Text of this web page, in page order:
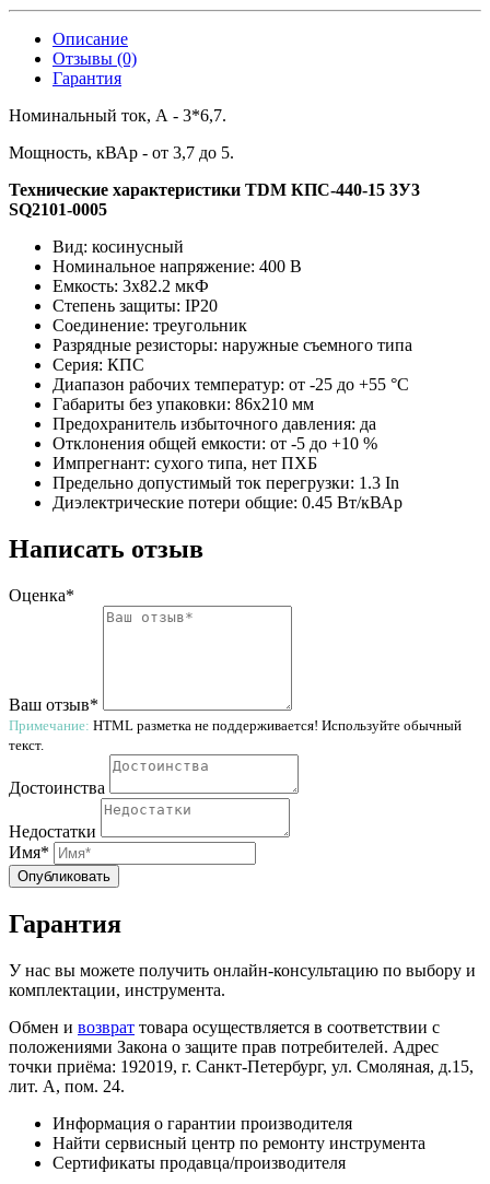
Описание
Отзывы (0)
Гарантия
Номинальный ток, А - 3*6,7.
Мощность, кВАр - от 3,7 до 5.
Технические характеристики TDM КПС-440-15 3У3
SQ2101-0005
Вид: косинусный
Номинальное напряжение: 400 В
Емкость: 3х82.2 мкФ
Степень защиты: IP20
Соединение: треугольник
Разрядные резисторы: наружные съемного типа
Серия: КПС
Диапазон рабочих температур: от -25 до +55 °С
Габариты без упаковки: 86х210 мм
Предохранитель избыточного давления: да
Отклонения общей емкости: от -5 до +10 %
Импрегнант: сухого типа, нет ПХБ
Предельно допустимый ток перегрузки: 1.3 In
Диэлектрические потери общие: 0.45 Вт/кВАр
Написать отзыв
Оценка*
Ваш отзыв*
Примечание: HTML разметка не поддерживается! Используйте обычный
текст.
Достоинства
Недостатки
Имя*
Опубликовать
Гарантия
У нас вы можете получить онлайн-консультацию по выбору и
комплектации, инструмента.
Обмен и возврат товара осуществляется в соответствии с
положениями Закона о защите прав потребителей. Адрес
точки приёма: 192019, г. Санкт-Петербург, ул. Смоляная, д.15,
лит. А, пом. 24.
Информация о гарантии производителя
Найти сервисный центр по ремонту инструмента
Сертификаты продавца/производителя